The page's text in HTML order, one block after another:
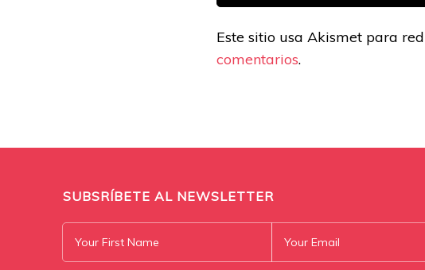
Este sitio usa Akismet para
comentarios.
SUBSRÍBETE AL NEWSLETTER